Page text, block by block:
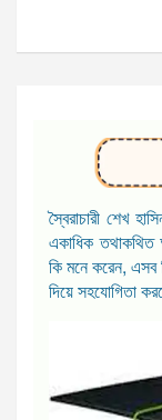
স্বৈরাচারী শেখ
একাধিক তথাকথিত
কি মনে করেন, এসব
দিয়ে সহযোগিতা